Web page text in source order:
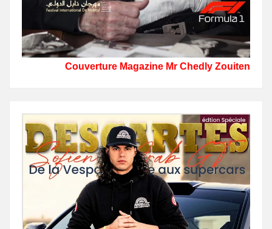
Couverture Magazine Mr Chedly Zouiten